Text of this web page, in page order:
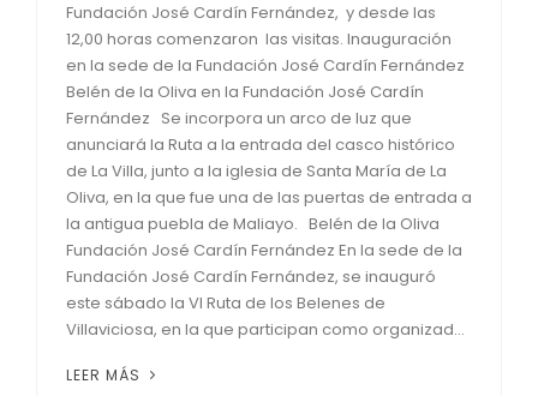
Fundación José Cardín Fernández, y desde las
12,00 horas comenzaron las visitas. Inauguración
en la sede de la Fundación José Cardín Fernández
Belén de la Oliva en la Fundación José Cardín
Fernández Se incorpora un arco de luz que
anunciará la Ruta a la entrada del casco histórico
de La Villa, junto a la iglesia de Santa María de La
Oliva, en la que fue una de las puertas de entrada a
la antigua puebla de Maliayo. Belén de la Oliva
Fundación José Cardín Fernández En la sede de la
Fundación José Cardín Fernández, se inauguró
este sábado la VI Ruta de los Belenes de
Villaviciosa, en la que participan como organizad...
LEER MÁS